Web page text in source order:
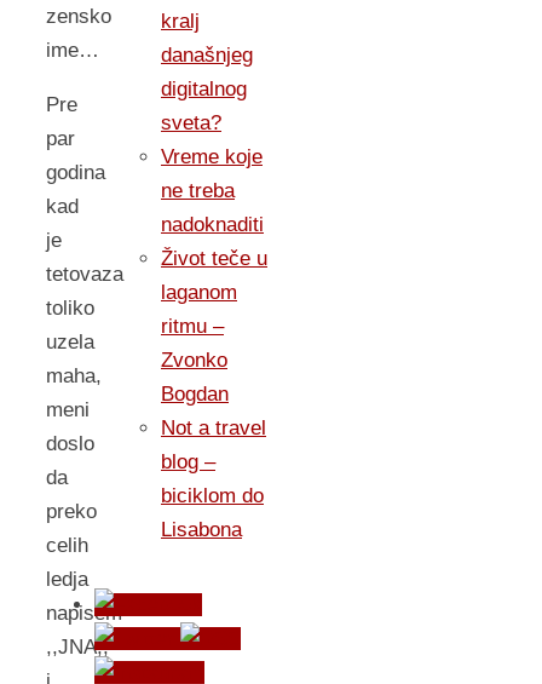
zensko
ime…
Pre
par
godina
kad
je
tetovaza
toliko
uzela
maha,
meni
doslo
da
preko
celih
ledja
napisem
,,JNA,,
kralj
današnjeg
digitalnog
sveta?
Vreme koje
ne treba
nadoknaditi
Život teče u
laganom
ritmu –
Zvonko
Bogdan
Not a travel
blog –
biciklom do
Lisabona